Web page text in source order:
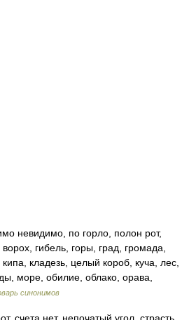
невидимо, по горло, полон рот,
гибель, горы, град, громада,
кладезь, целый короб, куча, лес,
море, обилие, облако, орава,
синонимов